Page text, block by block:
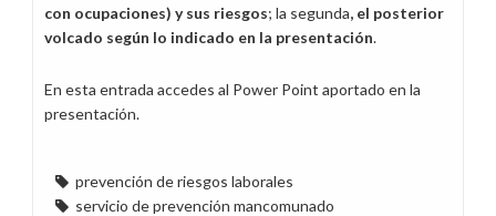
con ocupaciones) y sus riesgos; la segunda, el posterior
volcado según lo indicado en la presentación.
En esta entrada accedes al Power Point aportado en la
presentación.
prevención de riesgos laborales
servicio de prevención mancomunado